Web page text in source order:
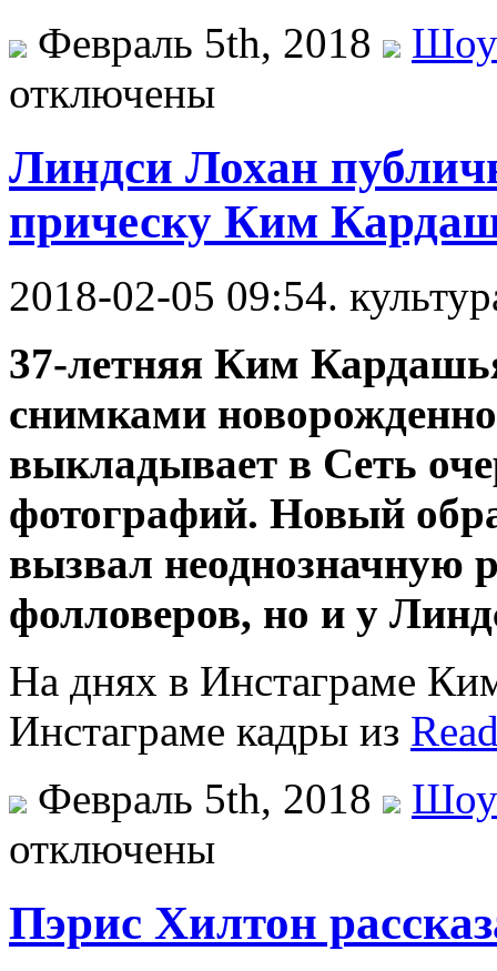
Февраль 5th, 2018
отключены
Линдси Лохан
прическу Ким
2018-02-05 09:54.
37-летняя Ким
снимками
выкладывает в Сеть
фотографий. Новый
вызвал неоднозначную
фолловеров, но и у
На днях в Инстаграме
Инстаграме кадры из
Февраль 5th, 2018
отключены
Пэрис Хилтон